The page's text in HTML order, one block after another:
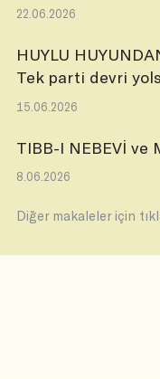
22.06.2026
HUYLU
Tek parti devri
15.06.2026
TIBB-I NEBEVİ ve
8.06.2026
Diğer makaleler için